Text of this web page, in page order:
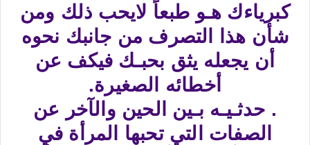
كبرياءك هـو طبعاً لايحب ذلك ومن
شأن هذا التصرف من جانبك نحوه
أن يجعله يثق بحبـك فيكف عن
أخطائه الصغيرة.
. حدثـيـه بـين الحين والآخر عن
الصفات التي تحبها المرأة في